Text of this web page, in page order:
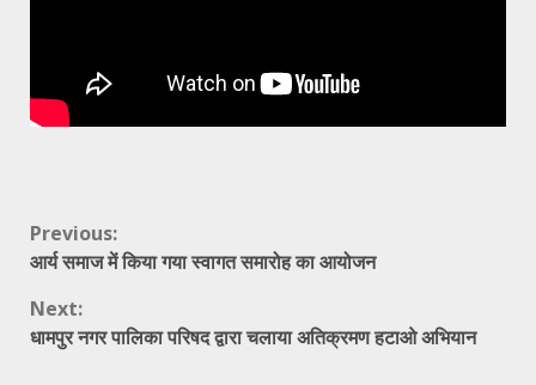
Continue
Previous:
आर्य समाज में किया गया स्वागत समारोह का आयोजन
Next:
धामपुर नगर पालिका परिषद द्वारा चलाया अतिक्रमण हटाओ अभियान